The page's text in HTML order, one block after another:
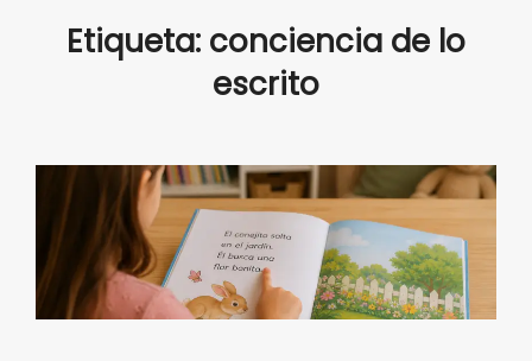
Etiqueta: conciencia de lo
escrito